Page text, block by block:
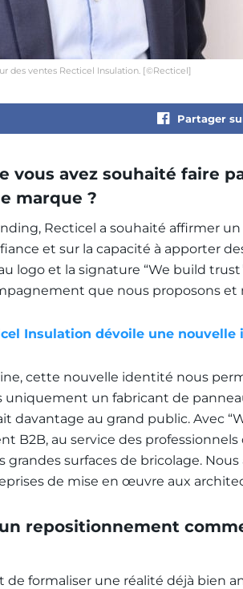
des ventes Recticel Insulation. [©Recticel]
Partager
vous avez souhaité faire
marque ?
Recticel a souhaité affirmer
et sur la capacité à apporter
logo et la signature “We build trust
que nous proposons
Insulation dévoile une
cette nouvelle identité nous
uniquement un fabricant de
davantage au grand public. Avec
B2B, au service des
grandes surfaces de bricolage.
de mise en œuvre aux
repositionnement
de formaliser une réalité déjà bien